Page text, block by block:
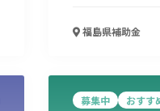
福島県補助金
募集中 おすす